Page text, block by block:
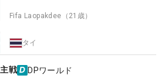
Fifa Laopakdee （21歳）
タイ
主戦 DPワールド